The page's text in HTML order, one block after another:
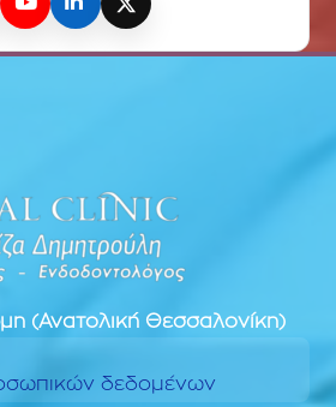
YouTubeLinkedInX (Twitter)
(Ανατολική Θεσσαλονίκη)
δεδομένων